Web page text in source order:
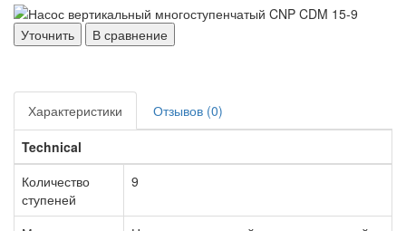
Уточнить В сравнение
Характеристики
Отзывов (0)
Technical
Количество
ступеней
9